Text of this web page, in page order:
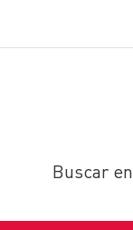
Buscar en